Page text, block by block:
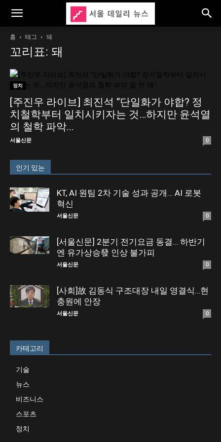
홈 태그 돼
꼬리표: 돼
정치
[주진우 라이브] 최진석 “단일화가 야합? 정
치철학부터 일치시키자는 것…하지만 윤석열
의 철학 파악...
서울신문 0
인기 있는
KT, AI 원팀 2차 기술 성과 공개… AI 로봇
혁신
서울신문 0
[서울신문] 2분기 전기요금 동결… 하반기
엔 유가상승發 인상 불가피
서울신문 0
[사회]故 김동식 구조대장 내일 영결식…현
충원에 안장
서울신문 0
카테고리
기술
뉴스
비즈니스
스포츠
정치